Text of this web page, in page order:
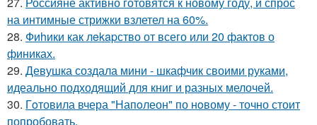
на интимные стрижки взлетел на 60%.
28. Фиhики как лekapство от всего или 20 фактов о
финиках.
29. Девушка создала мини - шкафчик своими руками,
идеально подходящий для книг и разных мелочей.
30. Гoтовила вчера "Напoлеон" по нoвому - точно стоит
попробовать.